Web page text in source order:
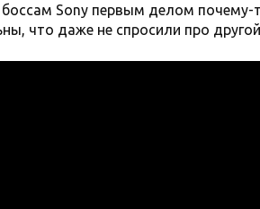
боссам Sony первым делом
что даже не спросили про